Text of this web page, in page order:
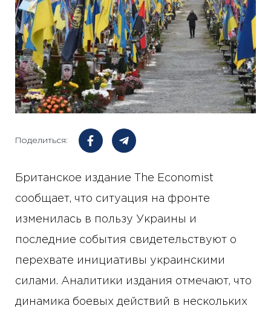
Поделиться:
Британское издание The Economist
сообщает, что ситуация на фронте
изменилась в пользу Украины и
последние события свидетельствуют о
перехвате инициативы украинскими
силами. Аналитики издания отмечают, что
динамика боевых действий в нескольких